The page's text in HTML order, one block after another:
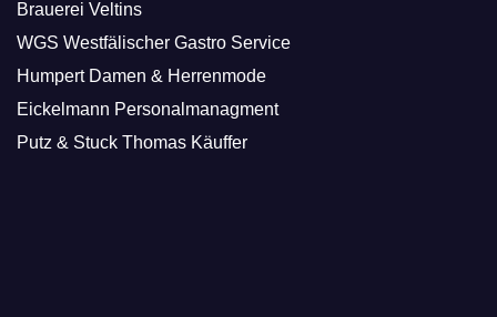
Brauerei Veltins
WGS Westfälischer Gastro Service
Humpert Damen & Herrenmode
Eickelmann Personalmanagment
Putz & Stuck Thomas Käuffer